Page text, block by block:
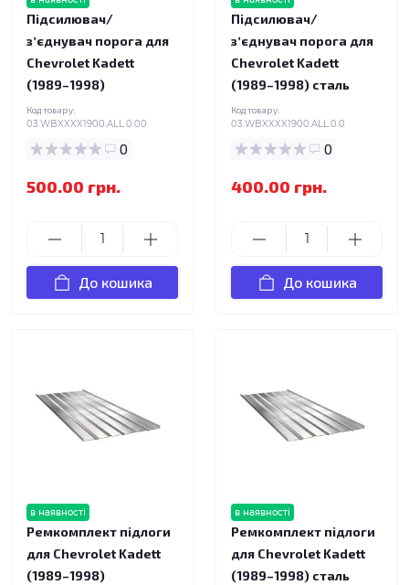
Підсилювач/
зʼєднувач порога для
Chevrolet Kadett
(1989–1998)
Код товару:
03.WBXXXX1900.ALL.0.00
0
500.00 грн.
До кошика
Підсилювач/
зʼєднувач порога для
Chevrolet Kadett
(1989–1998) сталь
Код товару:
03.WBXXXX1900.ALL.0.0
0
400.00 грн.
До кошика
в наявності
Ремкомплект підлоги
для Chevrolet Kadett
(1989–1998)
в наявності
Ремкомплект підлоги
для Chevrolet Kadett
(1989–1998) сталь